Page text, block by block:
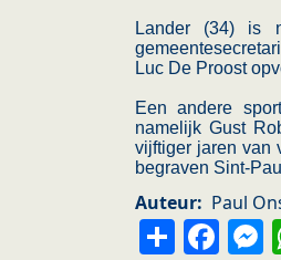
Lander (34) is
Luc De Proost
Een andere
namelijk Gust
vijftiger jaren van
begraven Sint-
Auteur Paul
Share